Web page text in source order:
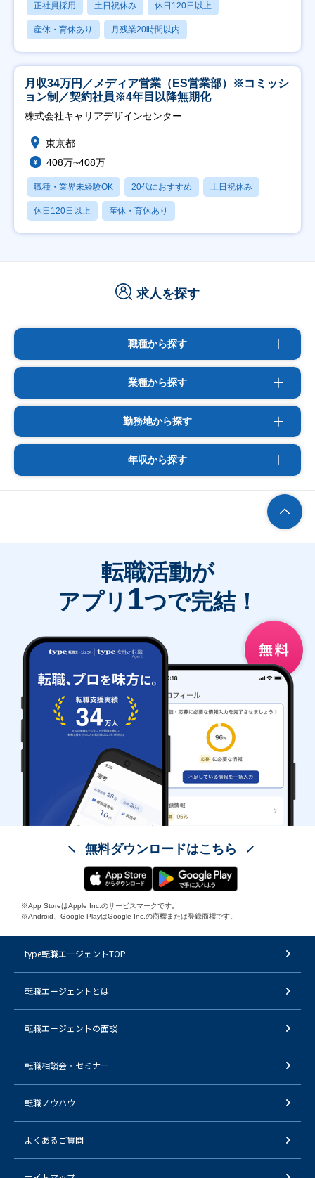
正社員採用 土日祝休み 休日120日以上
産休・育休あり 月残業20時間以内
月収34万円／メディア営業（ES営業部）※コミッシ
ョン制／契約社員※4年目以降無期化
株式会社キャリアデザインセンター
東京都
408万~408万
職種・業界未経験OK 20代におすすめ 土日祝休み
休日120日以上 産休・育休あり
求人を探す
職種から探す
業種から探す
勤務地から探す
年収から探す
転職活動が
アプリ 1つで完結！
無料ダウンロードはこちら
※App StoreはApple Inc.のサービスマークです。
※Android、Google PlayはGoogle Inc.の商標または登録商標です。
type転職エージェントTOP
転職エージェントとは
転職エージェントの面談
転職相談会・セミナー
転職ノウハウ
よくあるご質問